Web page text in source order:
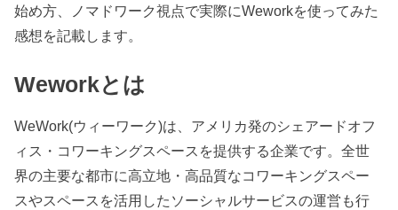
始め方、ノマドワーク視点で実際にWeworkを使ってみた
感想を記載します。
Weworkとは
WeWork(ウィーワーク)は、アメリカ発のシェアードオフ
ィス・コワーキングスペースを提供する企業です。全世
界の主要な都市に高立地・高品質なコワーキングスペー
スやスペースを活用したソーシャルサービスの運営も行